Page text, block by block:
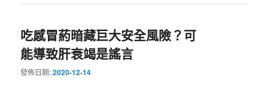
吃感冒葯暗藏巨大安全風險？可
能導致肝衰竭是謠言
發佈日期:2020-12-14